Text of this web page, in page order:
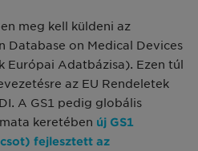
meg kell küldeni az
Database on Medical Devices
Európai Adatbázisa). Ezen túl
az EU Rendeletek
A GS1 pedig globális
keretében új GS1
fejlesztett az